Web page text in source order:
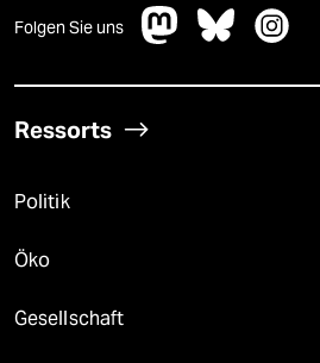
Folgen Sie uns
Ressorts
Politik
Öko
Gesellschaft